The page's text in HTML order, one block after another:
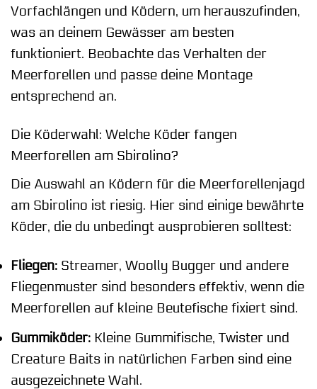
Vorfachlängen und Ködern, um herauszufinden,
was an deinem Gewässer am besten
funktioniert. Beobachte das Verhalten der
Meerforellen und passe deine Montage
entsprechend an.
Die Köderwahl: Welche Köder fangen
Meerforellen am Sbirolino?
Die Auswahl an Ködern für die Meerforellenjagd
am Sbirolino ist riesig. Hier sind einige bewährte
Köder, die du unbedingt ausprobieren solltest:
Fliegen: Streamer, Woolly Bugger und andere
Fliegenmuster sind besonders effektiv, wenn die
Meerforellen auf kleine Beutefische fixiert sind.
Gummiköder: Kleine Gummifische, Twister und
Creature Baits in natürlichen Farben sind eine
ausgezeichnete Wahl.